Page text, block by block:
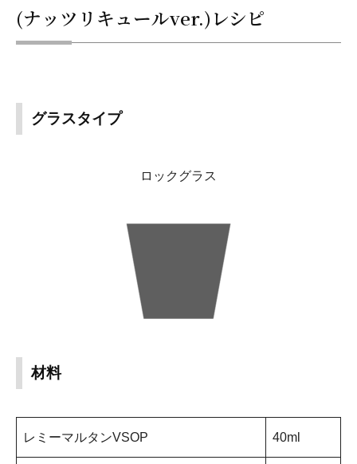
(ナッツリキュールver.)レシピ
グラスタイプ
ロックグラス
材料
レミーマルタンVSOP 40ml